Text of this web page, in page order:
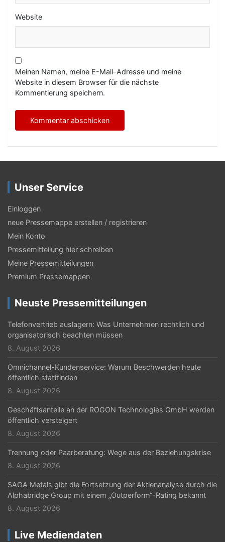
Website
Meinen Namen, meine E-Mail-Adresse und meine
Website in diesem Browser für die nächste
Kommentierung speichern.
Unser Service
Einloggen
neue Pressemappe erstellen / registrieren
Mein Konto
Pressemitteilung hier schreiben
Meine Pressemitteilungen
Premium Pressemappen
Neuste Pressemitteilungen
Telefonvertrieb auslagern: Was Unternehmen rechtlich und
organisatorisch beachten müssen
8. August 2026
Omnichannel-Kundenservice: Warum Beschwerden heute
öffentlich stattfinden
8. August 2026
Geschäftsanteile an der ROGON Technologies GmbH werden
öffentlich versteigert
8. August 2026
Trennung oder Paarberatung: Wege aus der Beziehungskrise
8. August 2026
SAGA Metals gibt die Fortsetzung der Aktienanalyse durch die
Alphabridge Group mit einem „Outperform“-Rating bekannt
8. August 2026
Live Mediendaten